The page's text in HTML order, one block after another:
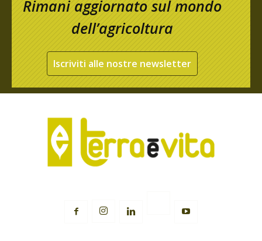
Rimani aggiornato sul mondo
dell’agricoltura
Iscriviti alle nostre newsletter